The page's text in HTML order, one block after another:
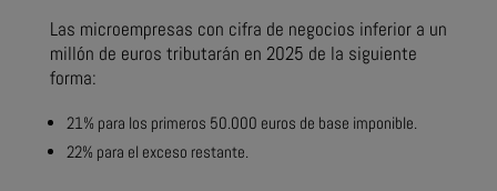
Las microempresas con cifra de negocios inferior a un
millón de euros tributarán en 2025 de la siguiente
forma:
21% para los primeros 50.000 euros de base imponible.
22% para el exceso restante.